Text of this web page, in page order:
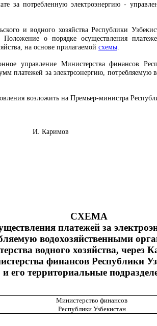
за потребленную электроэнергию -
и водного хозяйства Республики
о порядке осуществления
на основе прилагаемой схемы.
управление Министерства финансов
платежей за электроэнергию, потребляемую
возложить на Премьер-министра
И. Каримов
СХЕМА
платежей за
водохозяйственными
водного хозяйства, через
финансов Республики
и его территориальные
Министерство финансов
Республики Узбекистан